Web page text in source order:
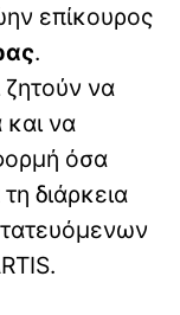
επίκουρος
.
ζητούν να
και να
όσα
διάρκεια